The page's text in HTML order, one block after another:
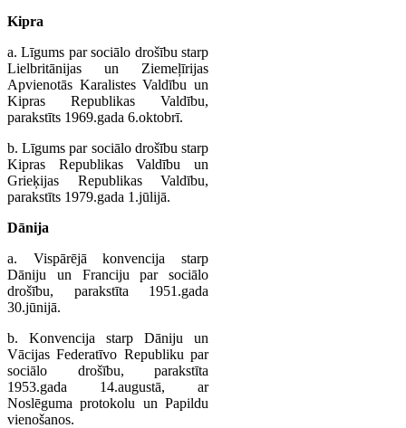
Kipra
a. Līgums par sociālo drošību starp
Lielbritānijas un Ziemeļīrijas
Apvienotās Karalistes Valdību un
Kipras Republikas Valdību,
parakstīts 1969.gada 6.oktobrī.
b. Līgums par sociālo drošību starp
Kipras Republikas Valdību un
Grieķijas Republikas Valdību,
parakstīts 1979.gada 1.jūlijā.
Dānija
a. Vispārējā konvencija starp
Dāniju un Franciju par sociālo
drošību, parakstīta 1951.gada
30.jūnijā.
b. Konvencija starp Dāniju un
Vācijas Federatīvo Republiku par
sociālo drošību, parakstīta
1953.gada 14.augustā, ar
Noslēguma protokolu un Papildu
vienošanos.